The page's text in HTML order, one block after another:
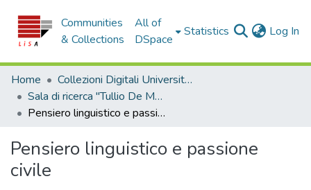
Communities
& Collections
All of
DSpace
Statistics Log In
Home
Collezioni Digitali Università della Calabria
Sala di ricerca "Tullio De Mauro"
Pensiero linguistico e passione civile
Pensiero linguistico e passione
civile